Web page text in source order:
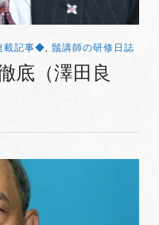
載記事◆ 鬚講師の研修日誌
底（澤田良